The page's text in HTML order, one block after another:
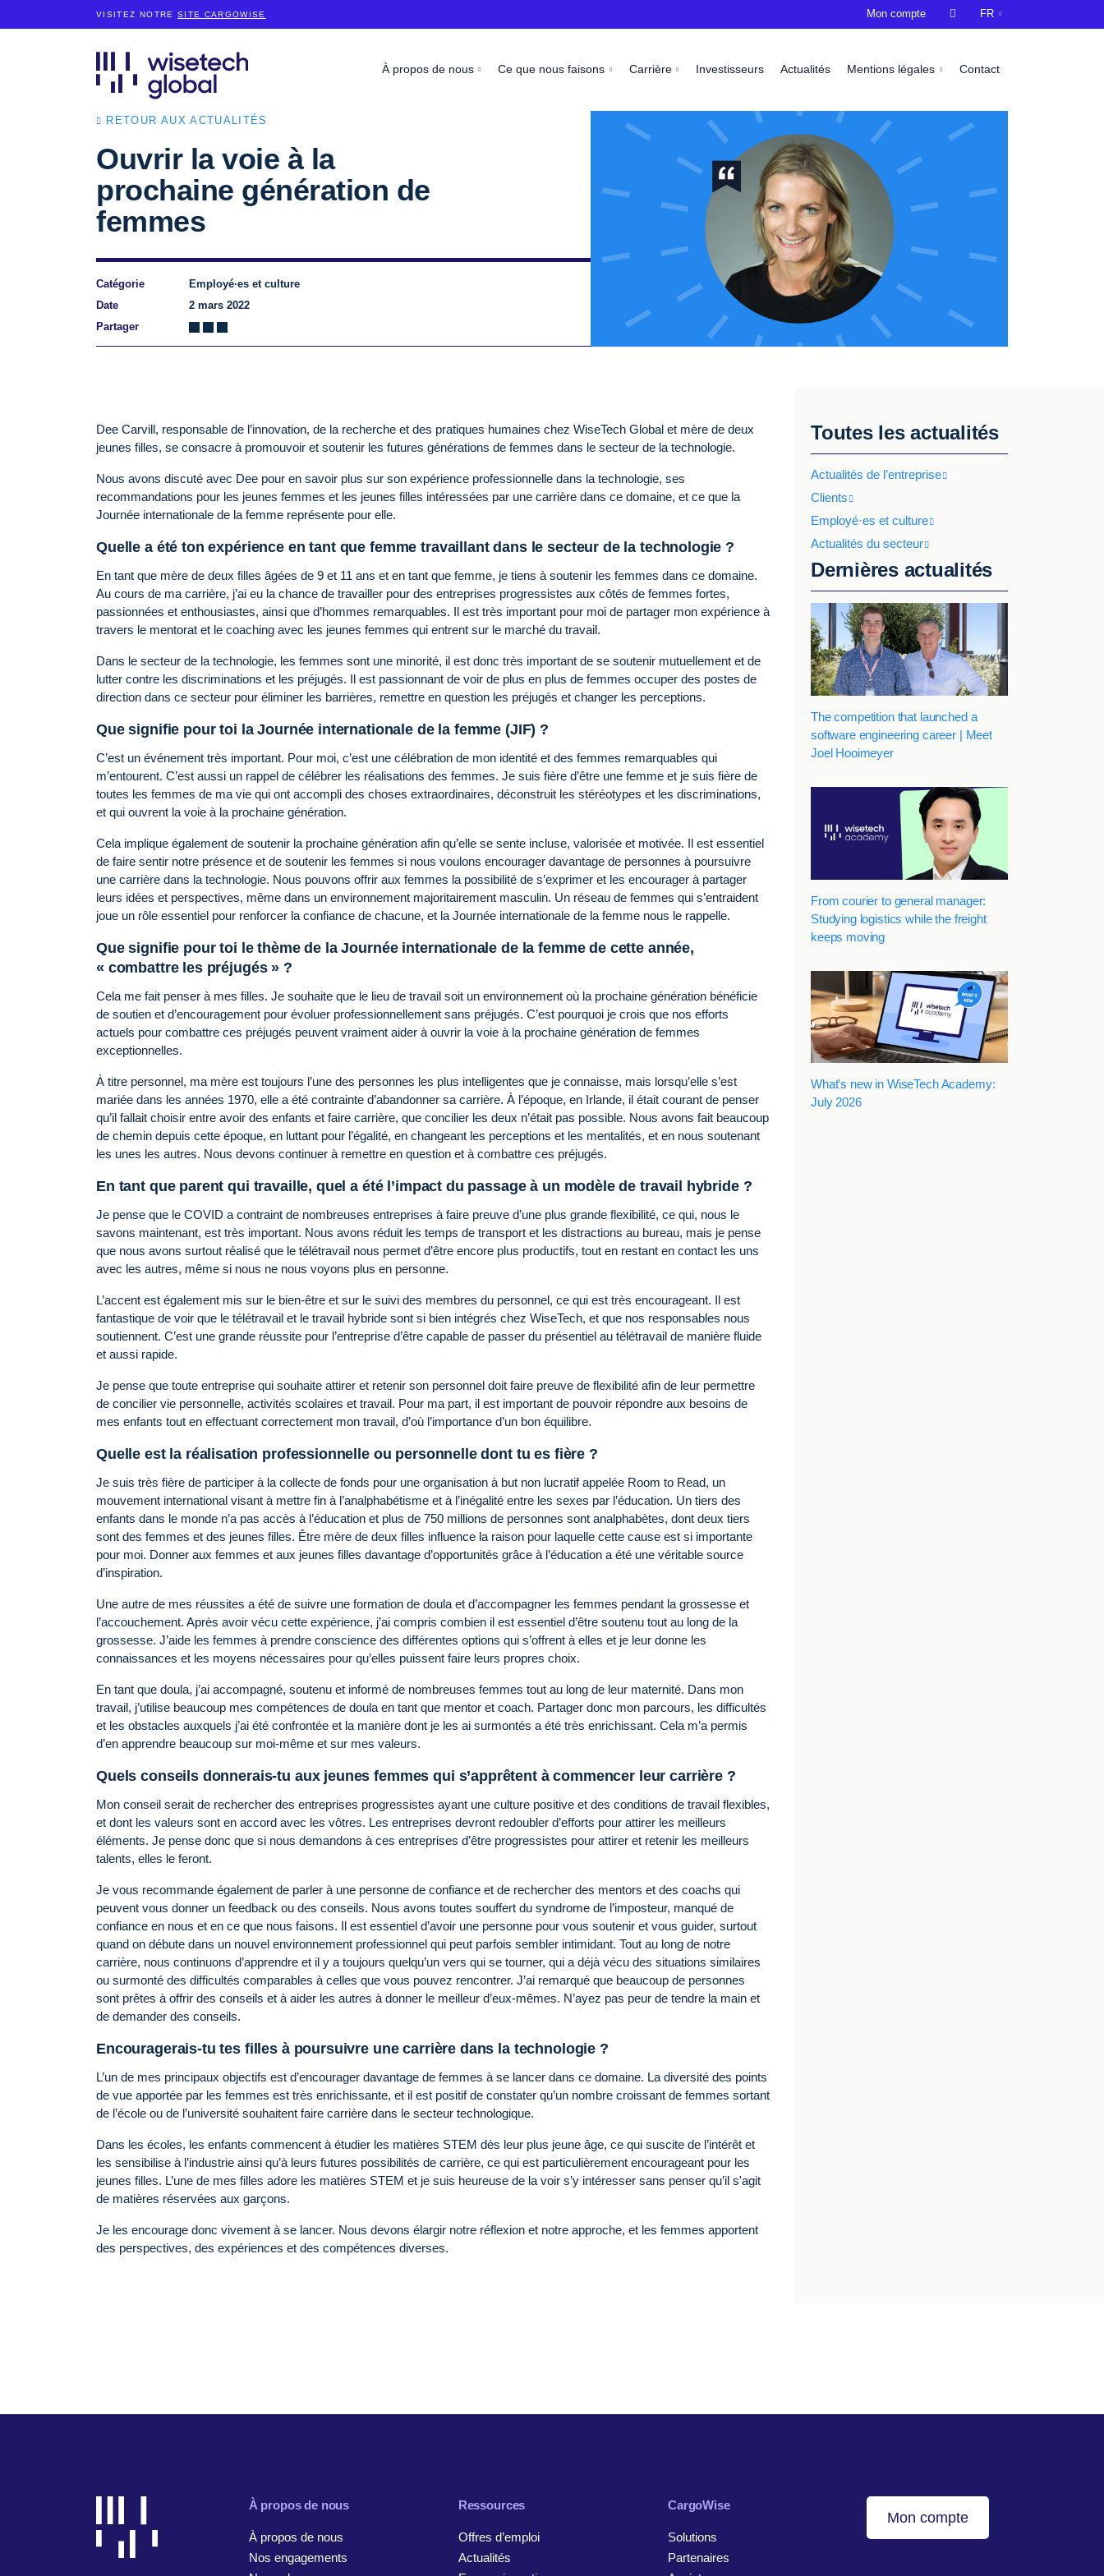
VISITEZ NOTRE SITE CARGOWISE
À propos de nous Ce que nous faisons Carrière Investisseurs Actualités Mentions légales Contact
Mon compte  FR
RETOUR AUX ACTUALITÉS
Ouvrir la voie à la
prochaine génération de
femmes
Catégorie
Employé·es et culture
Date
2 mars 2022
Partager
Dee Carvill, responsable de l’innovation, de la recherche et des pratiques humaines chez WiseTech Global et mère de deux
jeunes filles, se consacre à promouvoir et soutenir les futures générations de femmes dans le secteur de la technologie.
Nous avons discuté avec Dee pour en savoir plus sur son expérience professionnelle dans la technologie, ses
recommandations pour les jeunes femmes et les jeunes filles intéressées par une carrière dans ce domaine, et ce que la
Journée internationale de la femme représente pour elle.
Quelle a été ton expérience en tant que femme travaillant dans le secteur de la technologie ?
En tant que mère de deux filles âgées de 9 et 11 ans et en tant que femme, je tiens à soutenir les femmes dans ce domaine.
Au cours de ma carrière, j’ai eu la chance de travailler pour des entreprises progressistes aux côtés de femmes fortes,
passionnées et enthousiastes, ainsi que d’hommes remarquables. Il est très important pour moi de partager mon expérience à
travers le mentorat et le coaching avec les jeunes femmes qui entrent sur le marché du travail.
Dans le secteur de la technologie, les femmes sont une minorité, il est donc très important de se soutenir mutuellement et de
lutter contre les discriminations et les préjugés. Il est passionnant de voir de plus en plus de femmes occuper des postes de
direction dans ce secteur pour éliminer les barrières, remettre en question les préjugés et changer les perceptions.
Que signifie pour toi la Journée internationale de la femme (JIF) ?
C’est un événement très important. Pour moi, c’est une célébration de mon identité et des femmes remarquables qui
m’entourent. C’est aussi un rappel de célébrer les réalisations des femmes. Je suis fière d’être une femme et je suis fière de
toutes les femmes de ma vie qui ont accompli des choses extraordinaires, déconstruit les stéréotypes et les discriminations,
et qui ouvrent la voie à la prochaine génération.
Cela implique également de soutenir la prochaine génération afin qu’elle se sente incluse, valorisée et motivée. Il est essentiel
de faire sentir notre présence et de soutenir les femmes si nous voulons encourager davantage de personnes à poursuivre
une carrière dans la technologie. Nous pouvons offrir aux femmes la possibilité de s’exprimer et les encourager à partager
leurs idées et perspectives, même dans un environnement majoritairement masculin. Un réseau de femmes qui s’entraident
joue un rôle essentiel pour renforcer la confiance de chacune, et la Journée internationale de la femme nous le rappelle.
Que signifie pour toi le thème de la Journée internationale de la femme de cette année,
« combattre les préjugés » ?
Cela me fait penser à mes filles. Je souhaite que le lieu de travail soit un environnement où la prochaine génération bénéficie
de soutien et d’encouragement pour évoluer professionnellement sans préjugés. C’est pourquoi je crois que nos efforts
actuels pour combattre ces préjugés peuvent vraiment aider à ouvrir la voie à la prochaine génération de femmes
exceptionnelles.
À titre personnel, ma mère est toujours l’une des personnes les plus intelligentes que je connaisse, mais lorsqu’elle s’est
mariée dans les années 1970, elle a été contrainte d’abandonner sa carrière. À l’époque, en Irlande, il était courant de penser
qu’il fallait choisir entre avoir des enfants et faire carrière, que concilier les deux n’était pas possible. Nous avons fait beaucoup
de chemin depuis cette époque, en luttant pour l’égalité, en changeant les perceptions et les mentalités, et en nous soutenant
les unes les autres. Nous devons continuer à remettre en question et à combattre ces préjugés.
En tant que parent qui travaille, quel a été l’impact du passage à un modèle de travail hybride ?
Je pense que le COVID a contraint de nombreuses entreprises à faire preuve d’une plus grande flexibilité, ce qui, nous le
savons maintenant, est très important. Nous avons réduit les temps de transport et les distractions au bureau, mais je pense
que nous avons surtout réalisé que le télétravail nous permet d’être encore plus productifs, tout en restant en contact les uns
avec les autres, même si nous ne nous voyons plus en personne.
L’accent est également mis sur le bien-être et sur le suivi des membres du personnel, ce qui est très encourageant. Il est
fantastique de voir que le télétravail et le travail hybride sont si bien intégrés chez WiseTech, et que nos responsables nous
soutiennent. C’est une grande réussite pour l’entreprise d’être capable de passer du présentiel au télétravail de manière fluide
et aussi rapide.
Je pense que toute entreprise qui souhaite attirer et retenir son personnel doit faire preuve de flexibilité afin de leur permettre
de concilier vie personnelle, activités scolaires et travail. Pour ma part, il est important de pouvoir répondre aux besoins de
mes enfants tout en effectuant correctement mon travail, d’où l’importance d’un bon équilibre.
Quelle est la réalisation professionnelle ou personnelle dont tu es fière ?
Je suis très fière de participer à la collecte de fonds pour une organisation à but non lucratif appelée Room to Read, un
mouvement international visant à mettre fin à l’analphabétisme et à l’inégalité entre les sexes par l’éducation. Un tiers des
enfants dans le monde n’a pas accès à l’éducation et plus de 750 millions de personnes sont analphabètes, dont deux tiers
sont des femmes et des jeunes filles. Être mère de deux filles influence la raison pour laquelle cette cause est si importante
pour moi. Donner aux femmes et aux jeunes filles davantage d’opportunités grâce à l’éducation a été une véritable source
d’inspiration.
Une autre de mes réussites a été de suivre une formation de doula et d’accompagner les femmes pendant la grossesse et
l’accouchement. Après avoir vécu cette expérience, j’ai compris combien il est essentiel d’être soutenu tout au long de la
grossesse. J’aide les femmes à prendre conscience des différentes options qui s’offrent à elles et je leur donne les
connaissances et les moyens nécessaires pour qu’elles puissent faire leurs propres choix.
En tant que doula, j’ai accompagné, soutenu et informé de nombreuses femmes tout au long de leur maternité. Dans mon
travail, j’utilise beaucoup mes compétences de doula en tant que mentor et coach. Partager donc mon parcours, les difficultés
et les obstacles auxquels j’ai été confrontée et la manière dont je les ai surmontés a été très enrichissant. Cela m’a permis
d’en apprendre beaucoup sur moi-même et sur mes valeurs.
Quels conseils donnerais-tu aux jeunes femmes qui s’apprêtent à commencer leur carrière ?
Mon conseil serait de rechercher des entreprises progressistes ayant une culture positive et des conditions de travail flexibles,
et dont les valeurs sont en accord avec les vôtres. Les entreprises devront redoubler d’efforts pour attirer les meilleurs
éléments. Je pense donc que si nous demandons à ces entreprises d’être progressistes pour attirer et retenir les meilleurs
talents, elles le feront.
Je vous recommande également de parler à une personne de confiance et de rechercher des mentors et des coachs qui
peuvent vous donner un feedback ou des conseils. Nous avons toutes souffert du syndrome de l’imposteur, manqué de
confiance en nous et en ce que nous faisons. Il est essentiel d’avoir une personne pour vous soutenir et vous guider, surtout
quand on débute dans un nouvel environnement professionnel qui peut parfois sembler intimidant. Tout au long de notre
carrière, nous continuons d’apprendre et il y a toujours quelqu’un vers qui se tourner, qui a déjà vécu des situations similaires
ou surmonté des difficultés comparables à celles que vous pouvez rencontrer. J’ai remarqué que beaucoup de personnes
sont prêtes à offrir des conseils et à aider les autres à donner le meilleur d’eux-mêmes. N’ayez pas peur de tendre la main et
de demander des conseils.
Encouragerais-tu tes filles à poursuivre une carrière dans la technologie ?
L’un de mes principaux objectifs est d’encourager davantage de femmes à se lancer dans ce domaine. La diversité des points
de vue apportée par les femmes est très enrichissante, et il est positif de constater qu’un nombre croissant de femmes sortant
de l’école ou de l’université souhaitent faire carrière dans le secteur technologique.
Dans les écoles, les enfants commencent à étudier les matières STEM dès leur plus jeune âge, ce qui suscite de l’intérêt et
les sensibilise à l’industrie ainsi qu’à leurs futures possibilités de carrière, ce qui est particulièrement encourageant pour les
jeunes filles. L’une de mes filles adore les matières STEM et je suis heureuse de la voir s’y intéresser sans penser qu’il s'agit
de matières réservées aux garçons.
Je les encourage donc vivement à se lancer. Nous devons élargir notre réflexion et notre approche, et les femmes apportent
des perspectives, des expériences et des compétences diverses.
Toutes les actualités
Actualités de l’entreprise
Clients
Employé·es et culture
Actualités du secteur
Dernières actualités
The competition that launched a
software engineering career | Meet
Joel Hooimeyer
From courier to general manager:
Studying logistics while the freight
keeps moving
What's new in WiseTech Academy:
July 2026
À propos de nous
À propos de nous
Nos engagements
Ressources
Offres d’emploi
Actualités
CargoWise
Solutions
Partenaires
Mon compte